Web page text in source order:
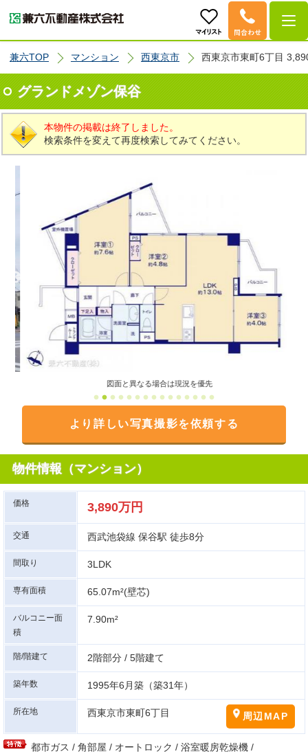
兼六TOP マンション 西東京市 西東京市東町6丁目
グランドメゾン保谷
本物件の掲載は終了しました。
検索条件を変えて再度検索してみてください。
図面と異なる場合は現況を優先
より詳しい写真撮影を依頼する
物件情報（マンション）
価格 3,890万円
交通 西武池袋線 保谷駅 徒歩8分
間取り 3LDK
専有面積 65.07m²(壁芯)
バルコニー面
積
7.90m²
階/階建て 2階部分 / 5階建て
築年数 1995年6月築（築31年）
所在地 西東京市東町6丁目 周辺MAP
都市ガス / 角部屋 / オートロック / 浴室暖房乾燥機 /